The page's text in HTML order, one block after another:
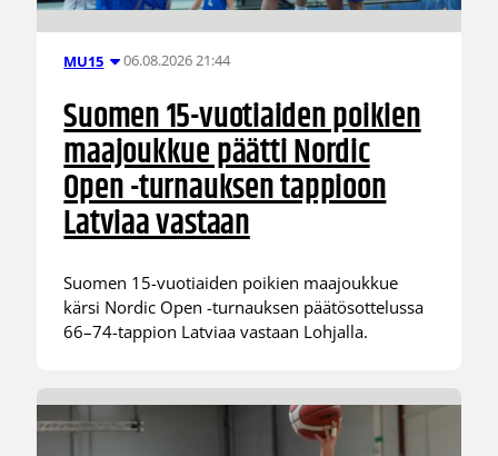
MU15 06.08.2026 21:44
Suomen 15-vuotiaiden poikien
maajoukkue päätti Nordic
Open -turnauksen tappioon
Latviaa vastaan
Suomen 15-vuotiaiden poikien maajoukkue
kärsi Nordic Open -turnauksen päätösottelussa
66–74-tappion Latviaa vastaan Lohjalla.